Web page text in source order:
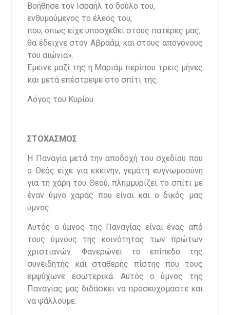
Βοήθησε τον Ισραήλ το δούλο του,
ενθυμούμενος το έλεός του,
που, όπως είχε υποσχεθεί στους πατέρες μας,
θα έδειχνε στον Αβραάμ, και στους απογόνους
του αιώνια».
Έμεινε μαζί της η Μαριάμ περίπου τρεις μήνες
και μετά επέστρεψε στο σπίτι της.
Λόγος του Κυρίου
ΣΤΟΧΑΣΜΟΣ
Η Παναγία μετά την αποδοχή του σχεδίου που
ο Θεός είχε για εκείνην, γεμάτη ευγνωμοσύνη
για τη χάρη του Θεού, πλημμυρίζει το σπίτι με
έναν ύμνο χαράς που είναι και ο δικός μας
ύμνος.
Αυτός ο ύμνος της Παναγίας είναι ένας από
τους ύμνους της κοινότητας των πρώτων
χριστιανών. Φανερώνει το επίπεδο της
συνειδητής και σταθερής πίστης που τους
εμψύχωνε εσωτερικά. Αυτός ο ύμνος της
Παναγίας μας διδάσκει να προσευχόμαστε και
να ψάλλουμε.